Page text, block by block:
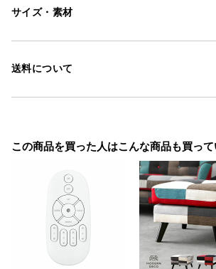
サイズ・素材
送料について
この商品を買った人はこんな商品も買っ